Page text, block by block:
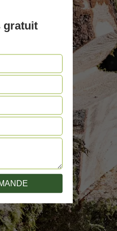
gratuit